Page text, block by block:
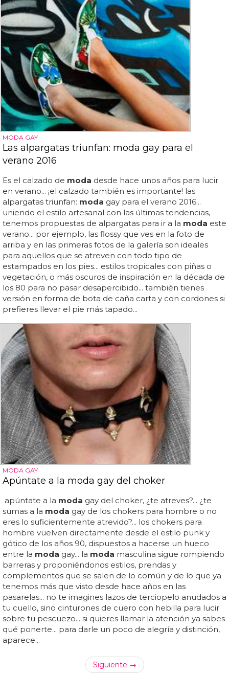
MODA GAY
Las alpargatas triunfan: moda gay para el
verano 2016
Es el calzado de moda desde hace unos años para lucir
en verano... ¡el calzado también es importante! las
alpargatas triunfan: moda gay para el verano 2016...
uniendo el estilo artesanal con las últimas tendencias,
tenemos propuestas de alpargatas para ir a la moda este
verano... por ejemplo, las flossy que ves en la foto de
arriba y en las primeras fotos de la galería son ideales
para aquellos que se atreven con todo tipo de
estampados en los pies... estilos tropicales con piñas o
vegetación, o más oscuros de inspiración en la década de
los 80 para no pasar desapercibido... también tienes
versión en forma de bota de caña carta y con cordones si
prefieres llevar el pie más tapado...
MODA GAY
Apúntate a la moda gay del choker
apúntate a la moda gay del choker, ¿te atreves?... ¿te
sumas a la moda gay de los chokers para hombre o no
eres lo suficientemente atrevido?... los chokers para
hombre vuelven directamente desde el estilo punk y
gótico de los años 90, dispuestos a hacerse un hueco
entre la moda gay... la moda masculina sigue rompiendo
barreras y proponiéndonos estilos, prendas y
complementos que se salen de lo común y de lo que ya
tenemos más que visto desde hace años en las
pasarelas... no te imagines lazos de terciopelo anudados a
tu cuello, sino cinturones de cuero con hebilla para lucir
sobre tu pescuezo... si quieres llamar la atención ya sabes
qué ponerte... para darle un poco de alegría y distinción,
aparece...
Siguiente →